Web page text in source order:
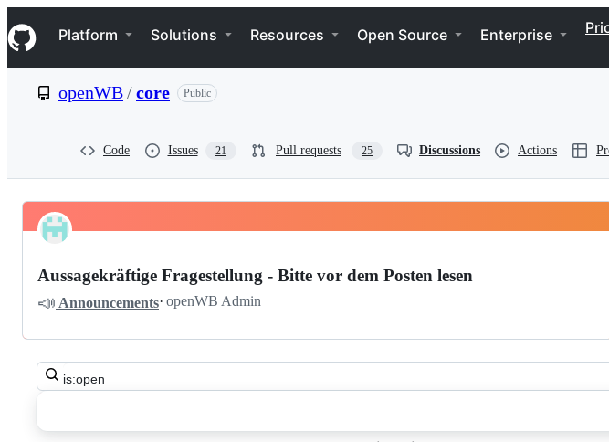
k
i
p
e
Navigation Menu
Platform Solutions Resources Open Source Enterprise
openWB/core Public
Code Issues 21 Pull requests 25 Discussions Actions
openWB
core
Discussions
Pinned
Aussagekräftige Fragestellung - Bitte vor dem Posten lesen
📣 Announcements· openWB Admin
Search
all